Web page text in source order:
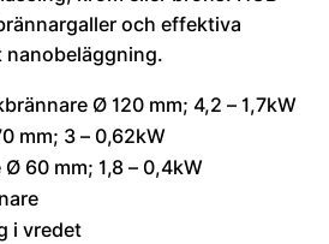
och effektiva
nanobeläggning.
Ø 120 mm; 4,2 – 1,7kW
mm; 3 – 0,62kW
60 mm; 1,8 – 0,4kW
i vredet